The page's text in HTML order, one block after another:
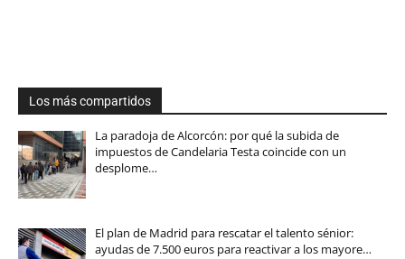
Los más compartidos
La paradoja de Alcorcón: por qué la subida de
impuestos de Candelaria Testa coincide con un
desplome…
El plan de Madrid para rescatar el talento sénior:
ayudas de 7.500 euros para reactivar a los mayore…